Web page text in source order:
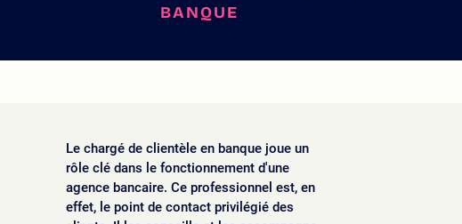
BANQUE
Le chargé de clientèle en banque joue un
rôle clé dans le fonctionnement d'une
agence bancaire. Ce professionnel est, en
effet, le point de contact privilégié des